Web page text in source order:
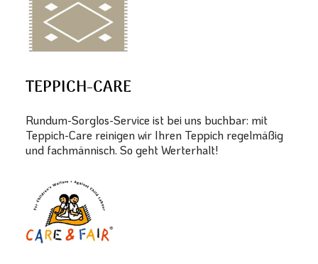
TEPPICH-CARE
Rundum-Sorglos-Service ist bei uns buchbar: mit
Teppich-Care reinigen wir Ihren Teppich regelmäßig
und fachmännisch. So geht Werterhalt!